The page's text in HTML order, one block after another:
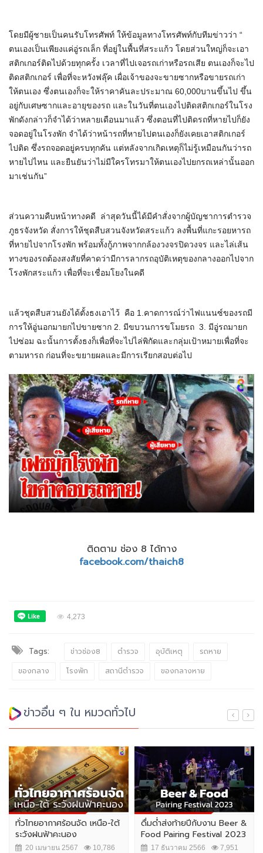
โดยมีผู้ชายเป็นคนรับโทรศัพท์ ให้ข้อมูลทางโทรศัพท์กับทีมข่าวว่า “
ตนเองเป็นเพียงแค่อู่รถเล็ก ที่อยู่ในพื้นที่สระแก้ว โดยส่วนใหญ่ก็จะเอา
สติกเกอร์ติดไปด้วยทุกครั้ง เวลาที่ไปเจอรถเก่าหรือรถเสีย ตนเองก็จะไป
ติดสติกเกอร์ เพื่อที่จะหวังฟลุ๊ค เผื่อเจ้าของจะขายซากหรือขายรถเก่า
ให้ตนเอง ซึ่งตนเองก็จะให้ราคาคันละประมาณ 60,000บานขึ้นไป ขึ้น
อยู่กับเศษซากและอายุของรถ และในวันที่ตนเองไปติดสติกเกอร์ในโรง
พักดังกล่าวก็จำได้ว่าหลายเดือนมาแล้ว ซึ่งตอนที่ไปติดรถที่หายไปก็ยัง
จอดอยู่ในโรงพัก จำได้ว่าหน้ารถที่หายไปตนเองก็ยังเคยเอาสติกเกอร์
ไปติด ซึ่งรถจอดอยู่ครบทุกคัน แต่หลังจากเกิดเหตุก็ไม่รู้เหมือนกันว่ารถ
หายไปไหน และยืนยันว่าไม่มีใครโทรมาให้ตนเองไปยกรถเหล่านั้นออก
มาเช่นกัน”
ส่วนความคืบหน้าทางคดี ล่าสุดวันนี้ได้มีคำสั่งจากผู้บัญชาการตำรวจ
ภูธรจังหวัด สั่งการให้ชุดสืบสวนจังหวัดสระแก้ว ลงพื้นที่แกะรอยหารถ
ที่หายไปจากโรงพัก พร้อมทั้งกู้ภาพจากกล้องวงจรปิดวงจร และไล่เส้น
ทางของรถต้องสงสัยที่คาดว่ามีการลากรถอุบัติเหตุของกลางออกไปจาก
โรงพักสระแก้ว เพื่อที่จะเชื่อมโยงในคดี
แล้วชุดสืบสวนยังได้ตั้งธงเอาไว้ คือ 1.คาดการณ์ว่าไฟแนนซ์ของรถมี
การให้อู่นอกมายกไปขายซาก 2. มีขบวนการขโมยรถ 3. มีอู่รถมายก
ไปซ่อม ฉะนั้นการตั้งธงก็เพื่อที่จะไปไล่พิกัดและกลุ่มเป้าหมายเพื่อที่จะ
ตามหารถ ก่อนที่จะขยายผลและมีการเรียกสอบต่อไป
ติดตาม ช่อง 8 ได้ทาง
facebook.com/thaich8
4,273
Tags: ข่าวช่อง8 ตำรวจ อุบัติเหตุ
รถหาย
ของกลาง
โรงพัก สถานีตำรวจ ของกลางหาย
ข่าวอื่น ๆ ใน หมวดทั่วไป
เหนือ-ใต้
10,786
ดื่มด่ำส่งท้ายปีกับงาน Beer &
Food Pairing Festival 2023
17 ธันวาคม 2566 7,951
ประชาชนร้อยละ
ผับตี 2 เหมาะสมดีแล้ว
22 ตุลาคม 2566